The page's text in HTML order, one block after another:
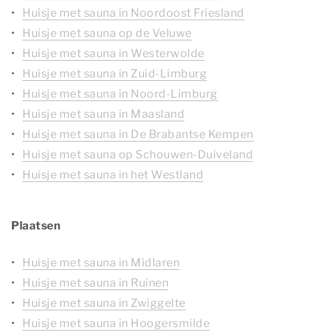
Huisje met sauna in Noordoost Friesland
Huisje met sauna op de Veluwe
Huisje met sauna in Westerwolde
Huisje met sauna in Zuid-Limburg
Huisje met sauna in Noord-Limburg
Huisje met sauna in Maasland
Huisje met sauna in De Brabantse Kempen
Huisje met sauna op Schouwen-Duiveland
Huisje met sauna in het Westland
Plaatsen
Huisje met sauna in Midlaren
Huisje met sauna in Ruinen
Huisje met sauna in Zwiggelte
Huisje met sauna in Hoogersmilde